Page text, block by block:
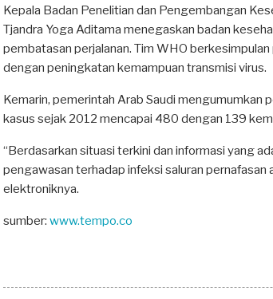
Kepala Badan Penelitian dan Pengembangan
Tjandra Yoga Aditama menegaskan badan
pembatasan perjalanan. Tim WHO
dengan peningkatan kemampuan transmisi virus.
Kemarin, pemerintah Arab Saudi mengumumkan
kasus sejak 2012 mencapai 480 dengan 139
“Berdasarkan situasi terkini dan informasi yang
pengawasan terhadap infeksi saluran pernafasan
elektroniknya.
sumber: www.tempo.co